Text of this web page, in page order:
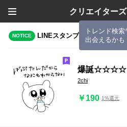
クリエイター
トレンド検
出会えるかも
NOTICE LINEスタンプメーカーで作成
爆誕☆☆☆☆
2chi
￥190 1%還元